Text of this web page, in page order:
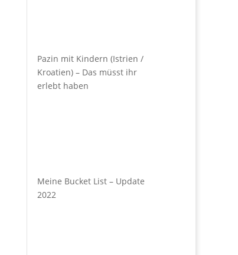
Pazin mit Kindern (Istrien /
Kroatien) – Das müsst ihr
erlebt haben
Meine Bucket List – Update
2022